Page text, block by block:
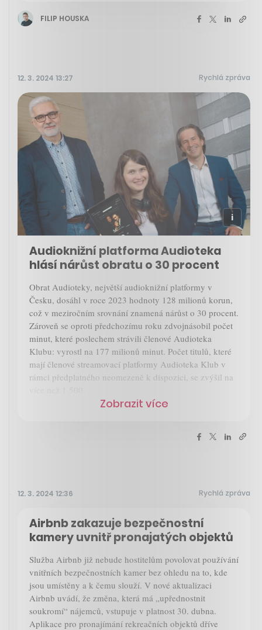
FILIP HOUSKA
12. 3. 2024 13:27 Rychlá zpráva
Audioknižní platforma Audioteka
hlásí nárůst obratu o 30 procent
Obrat Audioteky, největší audioknižní platformy v
Česku, dosáhl v roce 2023 hodnoty 128 milionů korun,
což v meziročním srovnání znamená nárůst o 30 procent.
Zároveň se oproti předchozímu roku zdvojnásobil počet
minut, které poslechem strávili členové Audioteka
Klubu: vyrostl na 177 milionů minut. Počet titulů, které
mají členové streamovací platformy Audioteka Klub v
rámci předplatného neomezeně k dispozici, se zvýšil na
Zobrazit více
12. 3. 2024 12:36 Rychlá zpráva
Airbnb zakazuje bezpečnostní
kamery uvnitř pronajatých objektů
Služba Airbnb již nebude hostitelům povolovat používání
vnitřních bezpečnostních kamer bez ohledu na to, kde
jsou umístěny a k čemu slouží. V nové aktualizaci
Airbnb uvádí, že změna, která má „upřednostnit
soukromí“ nájemců, vstupuje v platnost 30. dubna.
Aplikace pro pronajímání rekreačních objektů dříve